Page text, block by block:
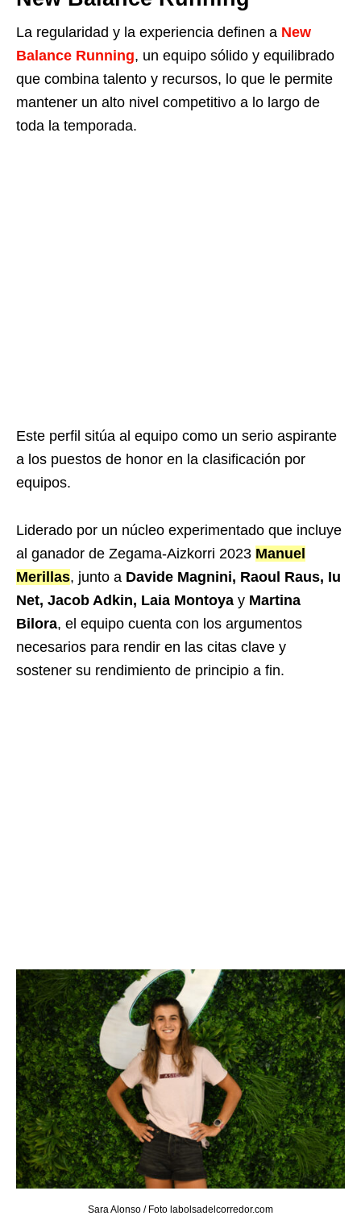
La regularidad y la experiencia definen a New
Balance Running, un equipo sólido y equilibrado
que combina talento y recursos, lo que le permite
mantener un alto nivel competitivo a lo largo de
toda la temporada.
Este perfil sitúa al equipo como un serio aspirante
a los puestos de honor en la clasificación por
equipos.
Liderado por un núcleo experimentado que incluye
al ganador de Zegama-Aizkorri 2023 Manuel
Merillas, junto a Davide Magnini, Raoul Raus, Iu
Net, Jacob Adkin, Laia Montoya y Martina
Bilora, el equipo cuenta con los argumentos
necesarios para rendir en las citas clave y
sostener su rendimiento de principio a fin.
Sara Alonso / Foto labolsadelcorredor.com